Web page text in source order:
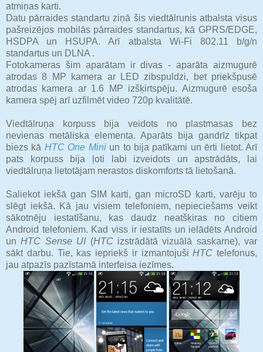
atmiņas karti.
Datu pārraides standartu ziņā šis viedtālrunis atbalsta visus
pašreizējos mobilās pārraides standartus, kā GPRS/EDGE,
HSDPA un HSUPA. Arī atbalsta Wi-Fi 802.11 b/g/n
standartus un DLNA .
Fotokameras šim aparātam ir divas - aparāta aizmugurē
atrodas 8 MP kamera ar LED zibspuldzi, bet priekšpusē
atrodas kamera ar 1.6 MP izšķirtspēju. Aizmugurē esoša
kamera spēj arī uzfilmēt video 720p kvalitātē.
Viedtālruņa korpuss bija veidots no plastmasas bez
nevienas metāliska elementa. Aparāts bija gandrīz tikpat
biezs kā HTC One Miniun to bija patīkami un ērti lietot. Arī
pats korpuss bija ļoti labi izveidots un apstrādāts, lai
viedtālruņa lietotājam nerastos diskomforts tā lietošanā.
Saliekot iekšā gan SIM karti, gan microSD karti, varēju to
slēgt iekšā. Kā jau visiem telefoniem, nepieciešams veikt
sākotnēju iestatīšanu, kas daudz neatšķiras no citiem
Android telefoniem. Kad viss ir iestatīts un ielādēts Android
unHTC Sense UI(HTC izstrādātā vizuālā saskarne), var
sākt darbu. Tie, kas iepriekš ir izmantojušiHTC telefonus,
jau atpazīs pazīstamā interfeisa iezīmes.